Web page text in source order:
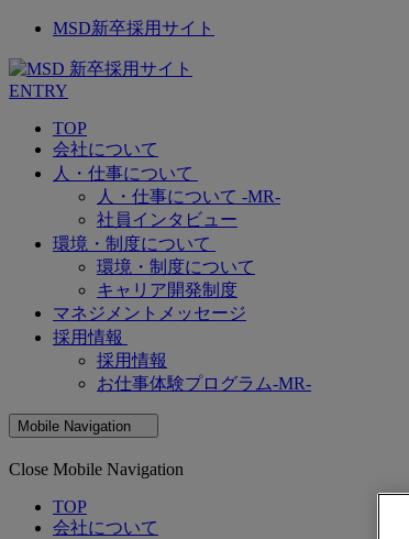
MSD新卒採用サイト
ENTRY
TOP
会社について
人・仕事について
人・仕事について -MR-
社員インタビュー
環境・制度について
環境・制度について
キャリア開発制度
マネジメントメッセージ
採用情報
採用情報
お仕事体験プログラム-MR-
Mobile Navigation
Close Mobile Navigation
TOP
会社について